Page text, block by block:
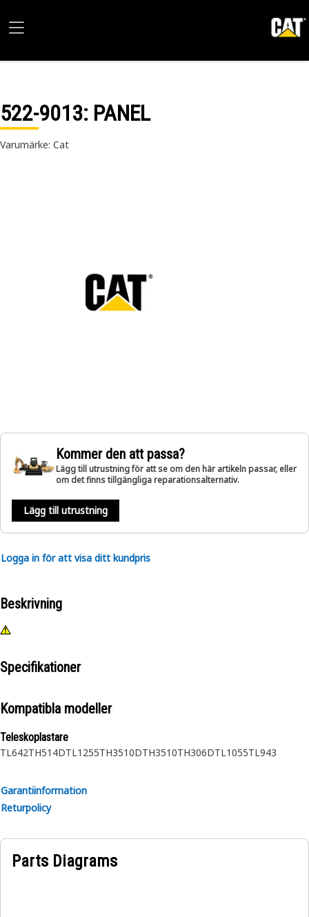
522-9013: PANEL
Varumärke: Cat
Kommer den att passa?
Lägg till utrustning för att se om den här artikeln passar, eller
om det finns tillgängliga reparationsalternativ.
Lägg till utrustning
Logga in för att visa ditt kundpris
Beskrivning
Specifikationer
Kompatibla modeller
Teleskoplastare
TL642TH514DTL1255TH3510DTH3510TH306DTL1055TL943
Garantiinformation
Returpolicy
Parts Diagrams